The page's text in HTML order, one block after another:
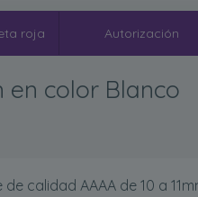
roja Autorización
en color Blanco
calidad AAAA de 10 a